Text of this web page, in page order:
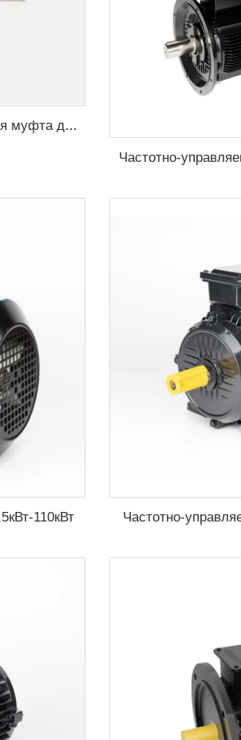
Без контакта, без утечек Магнитная муфта для двигателя ISO и Polyol насоса высокого давления пенообразователя
Частотно-
110кВт Частотно-